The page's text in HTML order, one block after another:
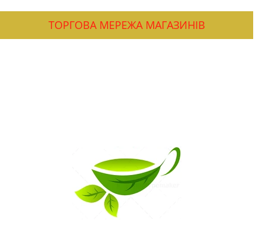
ТОРГОВА МЕРЕЖА МАГАЗИНІВ